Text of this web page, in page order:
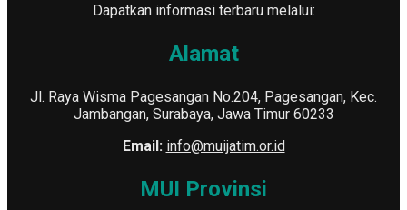
Dapatkan informasi terbaru melalui:
Alamat
Jl. Raya Wisma Pagesangan No.204, Pagesangan, Kec.
Jambangan, Surabaya, Jawa Timur 60233
Email: info@muijatim.or.id
MUI Provinsi